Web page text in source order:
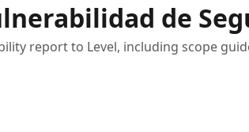
de
report to Level, including scope